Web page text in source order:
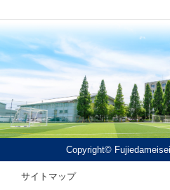
Copyright©
サイトマップ